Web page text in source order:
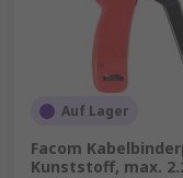
das
verhindert,
Auf Lager
Facom
Kunststoff, max.